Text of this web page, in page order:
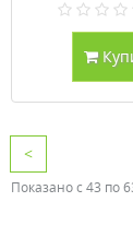
<
Показано с 43 по